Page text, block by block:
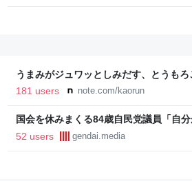
うまみがジュワッとしみだす、とうも
181 users
note.com/kaorun
国会を休みまくる84歳自民党議員「自
52 users
gendai.media